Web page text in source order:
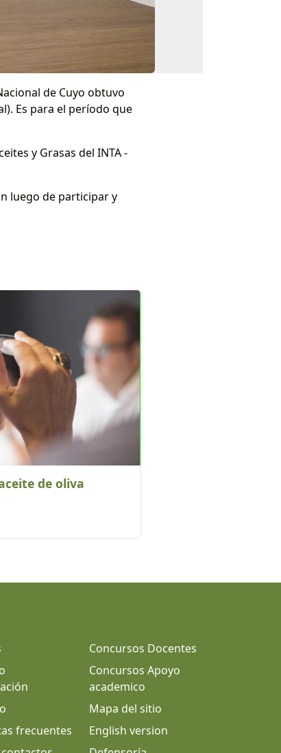
de Cuyo obtuvo
Es para el período que
y Grasas del INTA -
luego de participar y
de oliva
frecuentes
Concursos Docentes
Concursos Apoyo
academico
Mapa del sitio
English version